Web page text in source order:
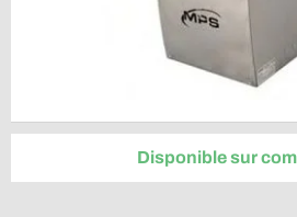
Disponible sur